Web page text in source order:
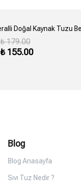
₺ 179.00
₺ 155.00
Blog
Blog Anasayfa
Sıvı Tuz Nedir ?